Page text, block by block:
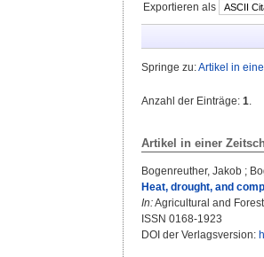
Exportieren als
Springe zu:Artikel in
Anzahl der Einträge: 1.
Artikel in einer
Bogenreuther, Jakob ;
Heat, drought, and
In:Agricultural and
ISSN 0168-1923
DOI der Verlagsversion: